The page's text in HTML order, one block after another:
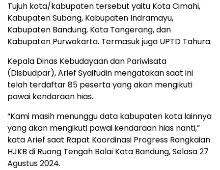
Tujuh kota/kabupaten tersebut yaitu Kota Cimahi,
Kabupaten Subang, Kabupaten Indramayu,
Kabupaten Bandung, Kota Tangerang, dan
Kabupaten Purwakarta. Termasuk juga UPTD Tahura.
Kepala Dinas Kebudayaan dan Pariwisata
(Disbudpar), Arief Syaifudin mengatakan saat ini
telah terdaftar 85 peserta yang akan mengikuti
pawai kendaraan hias.
“Kami masih menunggu data kabupaten kota lainnya
yang akan mengikuti pawai kendaraan hias nanti,”
kata Arief saat Rapat Koordinasi Progress Rangkaian
HJKB di Ruang Tengah Balai Kota Bandung, Selasa 27
Agustus 2024.